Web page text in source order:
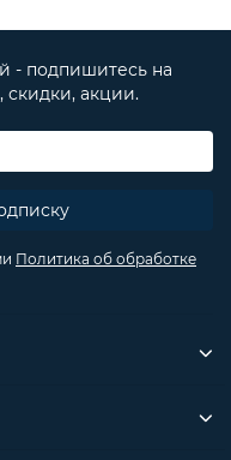
- подпишитесь на
акции.
Политика об обработке